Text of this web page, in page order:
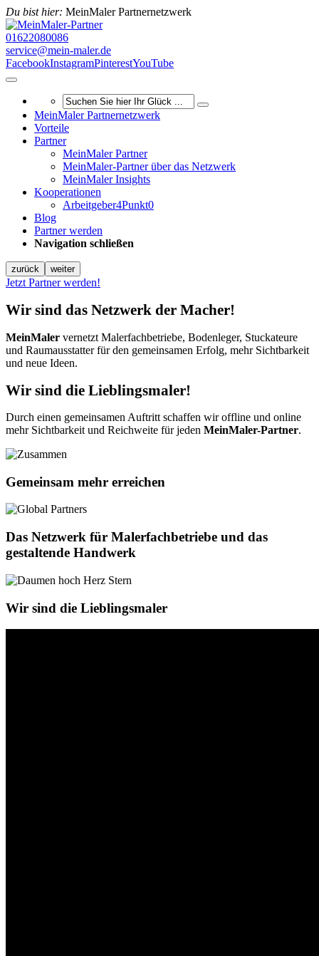
Du bist hier: MeinMaler Partnernetzwerk
01622080086
service@mein-maler.de
FacebookInstagramPinterestYouTube
MeinMaler Partnernetzwerk
Vorteile
Partner
MeinMaler Partner
MeinMaler-Partner über das Netzwerk
MeinMaler Insights
Kooperationen
Arbeitgeber4Punkt0
Blog
Partner werden
Navigation schließen
zurück weiter
Jetzt Partner werden!
Wir sind das Netzwerk der Macher!
MeinMaler vernetzt Malerfachbetriebe, Bodenleger, Stuckateure
und Raumausstatter für den gemeinsamen Erfolg, mehr Sichtbarkeit
und neue Ideen.
Wir sind die Lieblingsmaler!
Durch einen gemeinsamen Auftritt schaffen wir offline und online
mehr Sichtbarkeit und Reichweite für jeden MeinMaler-Partner.
Gemeinsam mehr erreichen
Das Netzwerk für Maler­fach­betriebe und das
gestaltende Handwerk
Wir sind die Lieblingsmaler